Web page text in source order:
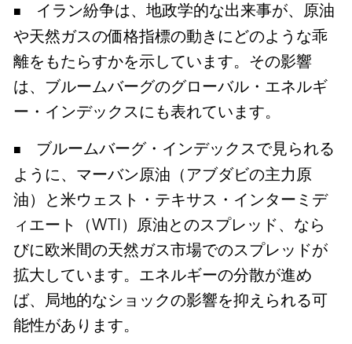
イラン紛争は、地政学的な出来事が、原油
や天然ガスの価格指標の動きにどのような乖
離をもたらすかを示しています。その影響
は、ブルームバーグのグローバル・エネルギ
ー・インデックスにも表れています。
ブルームバーグ・インデックスで見られる
ように、マーバン原油（アブダビの主力原
油）と米ウェスト・テキサス・インターミデ
ィエート（WTI）原油とのスプレッド、なら
びに欧米間の天然ガス市場でのスプレッドが
拡大しています。エネルギーの分散が進め
ば、局地的なショックの影響を抑えられる可
能性があります。